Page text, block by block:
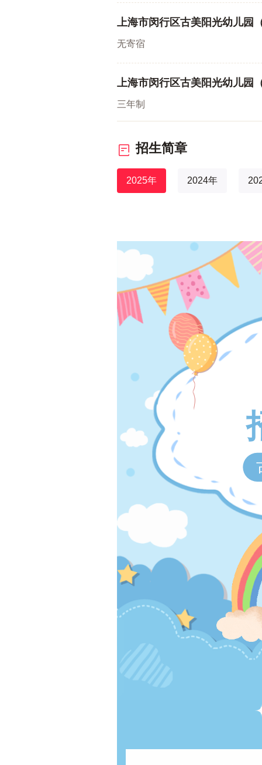
上海市闵行区古美阳光幼儿园
无寄宿
上海市闵行区古美阳光幼儿园
三年制
招生简章
2025年 2024年